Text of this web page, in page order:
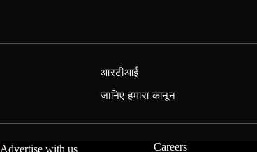
आरटीआई
जानिए हमारा कानून
Advertise with us Careers